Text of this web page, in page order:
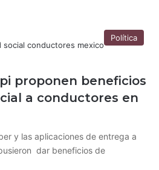
Política
proponen beneficios
a conductores en
y las aplicaciones de entrega a
dar beneficios de